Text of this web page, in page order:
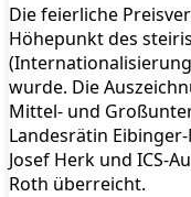
Die feierliche
Höhepunkt des
wurde. Die
Mittel- und
Landesrätin
Josef Herk und ICS-
Roth überreicht.